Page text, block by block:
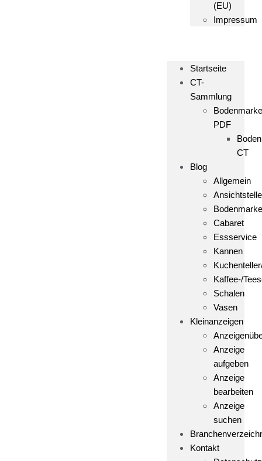
(EU)
Impressum
Startseite
CT-
Sammlung
PDF
CT
Blog
Allgemein
Cabaret
Essservice
Kannen
Kaffee-/
Schalen
Vasen
Kleinanzeigen
Anzeige
aufgeben
Anzeige
bearbeiten
Anzeige
suchen
Kontakt